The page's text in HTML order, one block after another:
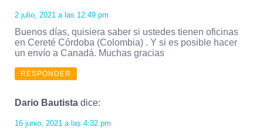
2 julio, 2021 a las 12:49 pm
Buenos días, quisiera saber si ustedes tienen oficinas
en Cereté Córdoba (Colombia) . Y si es posible hacer
un envío a Canadá. Muchas gracias
RESPONDER
Dario Bautista dice:
16 junio, 2021 a las 4:32 pm